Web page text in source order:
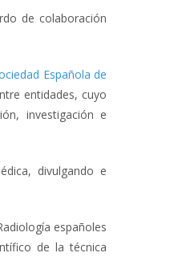
de colaboración
Española de
entidades, cuyo
investigación e
divulgando e
españoles
de la técnica